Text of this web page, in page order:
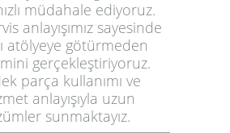
müdahale ediyoruz.
anlayışımız sayesinde
atölyeye götürmeden
gerçekleştiriyoruz.
parça kullanımı ve
anlayışıyla uzun
sunmaktayız.